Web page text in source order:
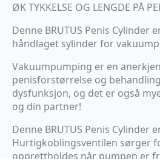
ØK TYKKELSE OG LENGDE PÅ
Denne BRUTUS Penis Cylinder
håndlaget sylinder for
Vakuumpumping er en
penisforstørrelse og
dysfunksjon, og det er også
og din partner!
Denne BRUTUS Penis Cylinder
Hurtigkoblingsventilen sørger
opprettholdes når pumpen er